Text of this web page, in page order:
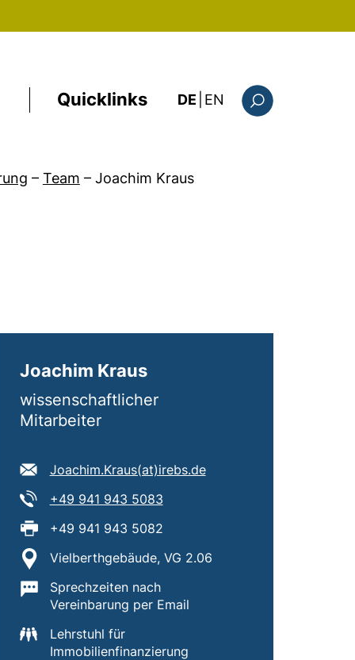
Quicklinks DE EN : this page in
– Team – Joachim Kraus
Joachim Kraus
wissenschaftlicher
Mitarbeiter
E-Mail Adresse:
Joachim.Kraus​(at)​irebs.de(öffnet Ihr E-Mail-
Tel:
+49 941 943 5083(startet einen Telefonanruf,
Fax:
+49 941 943 5082
Standort:
Vielberthgebäude, VG 2.06
Wichtige Informationen:
Sprechzeiten nach
Vereinbarung per Email
Lehrstuhl für
Immobilienfinanzierung